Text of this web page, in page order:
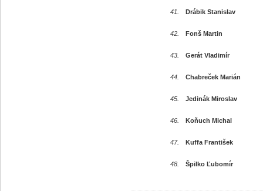
41. Drábik Stanislav
42. Fonš Martin
43. Gerát Vladimír
44. Chabreček Marián
45. Jedinák Miroslav
46. Koňuch Michal
47. Kuffa František
48. Špilko Ľubomír